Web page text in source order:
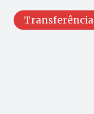
Transferência